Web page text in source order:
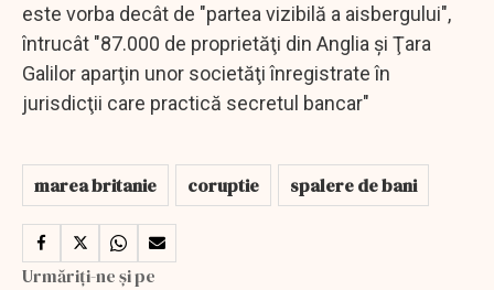
este vorba decât de "partea vizibilă a aisbergului",
întrucât "87.000 de proprietăţi din Anglia şi Ţara
Galilor aparţin unor societăţi înregistrate în
jurisdicţii care practică secretul bancar"
marea britanie coruptie spalere de bani
Urmăriți-ne și pe